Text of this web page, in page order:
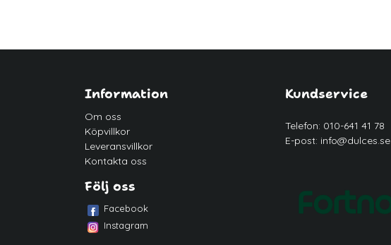
Information
Om oss
Köpvillkor
Leveransvillkor
Kontakta oss
Kundservice
Telefon: 010-641 41 78
E-post: info@dulces.se
Följ oss
Facebook
Instagram